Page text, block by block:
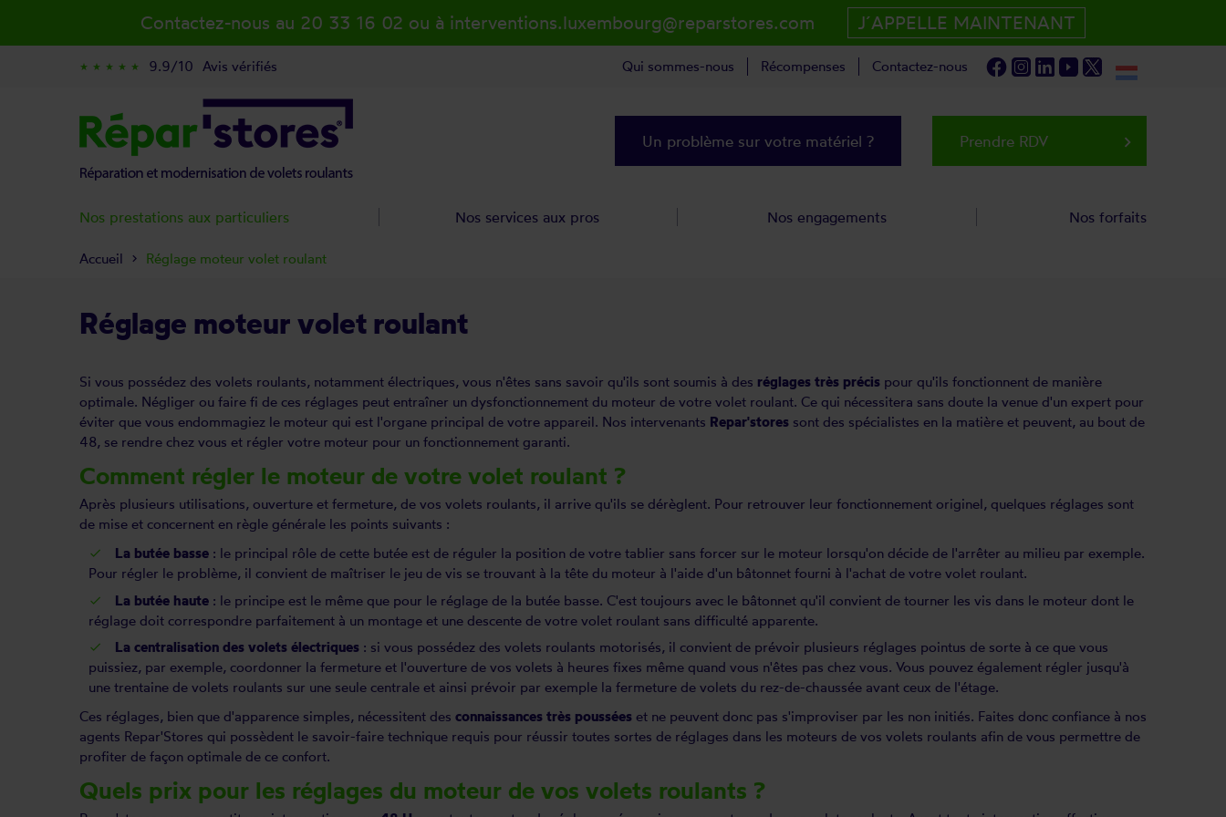
Réglage moteur volet roulant
Si vous possédez des volets roulants, notamment électriques, vous n'êtes sans savoir qu'ils sont soumis à des réglages très précis pour qu'ils fonctionnent de manière
optimale. Négliger ou faire fi de ces réglages peut entraîner un dysfonctionnement du moteur de votre volet roulant. Ce qui nécessitera sans doute la venue d'un expert pour
éviter que vous endommagiez le moteur qui est l'organe principal de votre appareil. Nos intervenants Repar'stores sont des spécialistes en la matière et peuvent, au bout de
48, se rendre chez vous et régler votre moteur pour un fonctionnement garanti.
Comment régler le moteur de votre volet roulant ?
Après plusieurs utilisations, ouverture et fermeture, de vos volets roulants, il arrive qu'ils se dérèglent. Pour retrouver leur fonctionnement originel, quelques réglages sont
de mise et concernent en règle générale les points suivants :
La butée basse : le principal rôle de cette butée est de réguler la position de votre tablier sans forcer sur le moteur lorsqu'on décide de l'arrêter au milieu par exemple.
Pour régler le problème, il convient de maîtriser le jeu de vis se trouvant à la tête du moteur à l'aide d'un bâtonnet fourni à l'achat de votre volet roulant.
La butée haute : le principe est le même que pour le réglage de la butée basse. C'est toujours avec le bâtonnet qu'il convient de tourner les vis dans le moteur dont le
réglage doit correspondre parfaitement à un montage et une descente de votre volet roulant sans difficulté apparente.
La centralisation des volets électriques : si vous possédez des volets roulants motorisés, il convient de prévoir plusieurs réglages pointus de sorte à ce que vous
puissiez, par exemple, coordonner la fermeture et l'ouverture de vos volets à heures fixes même quand vous n'êtes pas chez vous. Vous pouvez également régler jusqu'à
une trentaine de volets roulants sur une seule centrale et ainsi prévoir par exemple la fermeture de volets du rez-de-chaussée avant ceux de l'étage.
Ces réglages, bien que d'apparence simples, nécessitent des connaissances très poussées et ne peuvent donc pas s'improviser par les non initiés. Faites donc confiance à nos
agents Repar'Stores qui possèdent le savoir-faire technique requis pour réussir toutes sortes de réglages dans les moteurs de vos volets roulants afin de vous permettre de
profiter de façon optimale de ce confort.
Quels prix pour les réglages du moteur de vos volets roulants ?
Accueil Réglage moteur volet roulant
Contactez-nous au 20 33 16 02 ou à interventions.luxembourg@reparstores.com J´APPELLE MAINTENANT
star_rate star_rate star_rate star_rate star_rate 9.9/10 Avis vérifiés Qui sommes-nous Récompenses Contactez-nous
Un problème sur votre matériel ? Prendre RDV keyboard_arrow_right
Nos prestations aux particuliers Nos services aux pros Nos engagements Nos forfaits